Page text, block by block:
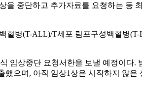
을 중단하고 추가자료를 요청하는
혈병(T-ALL)/T세포 림프구성백혈병
임상중단 요청서한을 보낼 예정이다
으며, 아직 임상1상은 시작하지 않은